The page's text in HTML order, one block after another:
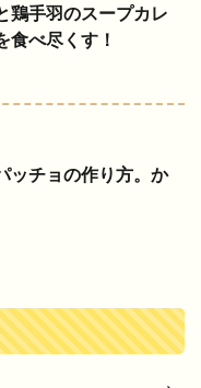
鶏手羽のスープカレ
食べ尽くす！
ッチョの作り方。か